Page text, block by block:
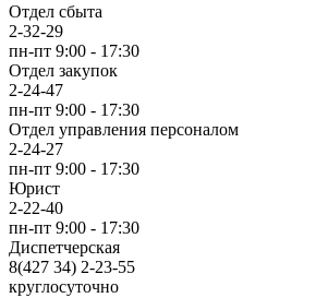
Отдел сбыта
2-32-29
пн-пт 9:00 - 17:30
Отдел закупок
2-24-47
пн-пт 9:00 - 17:30
Отдел управления персоналом
2-24-27
пн-пт 9:00 - 17:30
Юрист
2-22-40
пн-пт 9:00 - 17:30
Диспетчерская
8(427 34) 2-23-55
круглосуточно